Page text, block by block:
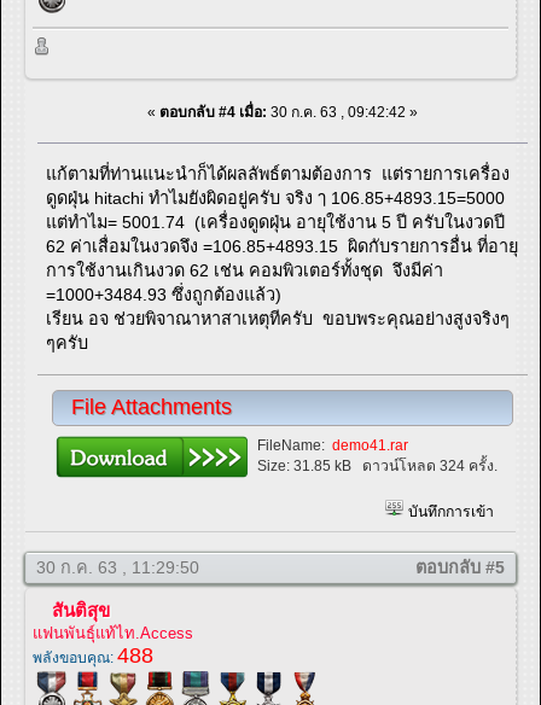
« ตอบกลับ #4 เมื่อ: 30 ก.ค. 63 , 09:42:42 »
แก้ตามที่ท่านแนะนำก็ได้ผลลัพธ์ตามต้องการ แต่รายการเครื่อง
ดูดฝุ่น hitachi ทำไมยังผิดอยู่ครับ จริง ๅ 106.85+4893.15=5000
แต่ทำไม= 5001.74 (เครื่องดูดฝุ่น อายุใช้งาน 5 ปี ครับในงวดปี
62 ค่าเสื่อมในงวดจึง =106.85+4893.15 ผิดกับรายการอื่น ที่อายุ
การใช้งานเกินงวด 62 เช่น คอมพิวเตอร์ทั้งชุด จึงมีค่า
=1000+3484.93 ซึ่งถูกต้องแล้ว)
เรียน อจ ช่วยพิจาณาหาสาเหตุทีครับ ขอบพระคุณอย่างสูงจริงๆ
ๆครับ
File Attachments
FileName:demo41.rar
Size:31.85 kB ดาวน์โหลด 324 ครั้ง.
บันทึกการเข้า
30 ก.ค. 63 , 11:29:50 ตอบกลับ #5
สันติสุข
แฟนพันธุ์แท้ไท.Access
พลังขอบคุณ: 488